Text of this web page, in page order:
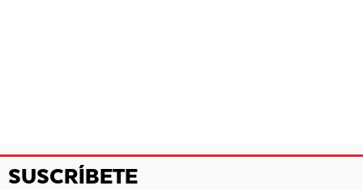
SUSCRÍBETE